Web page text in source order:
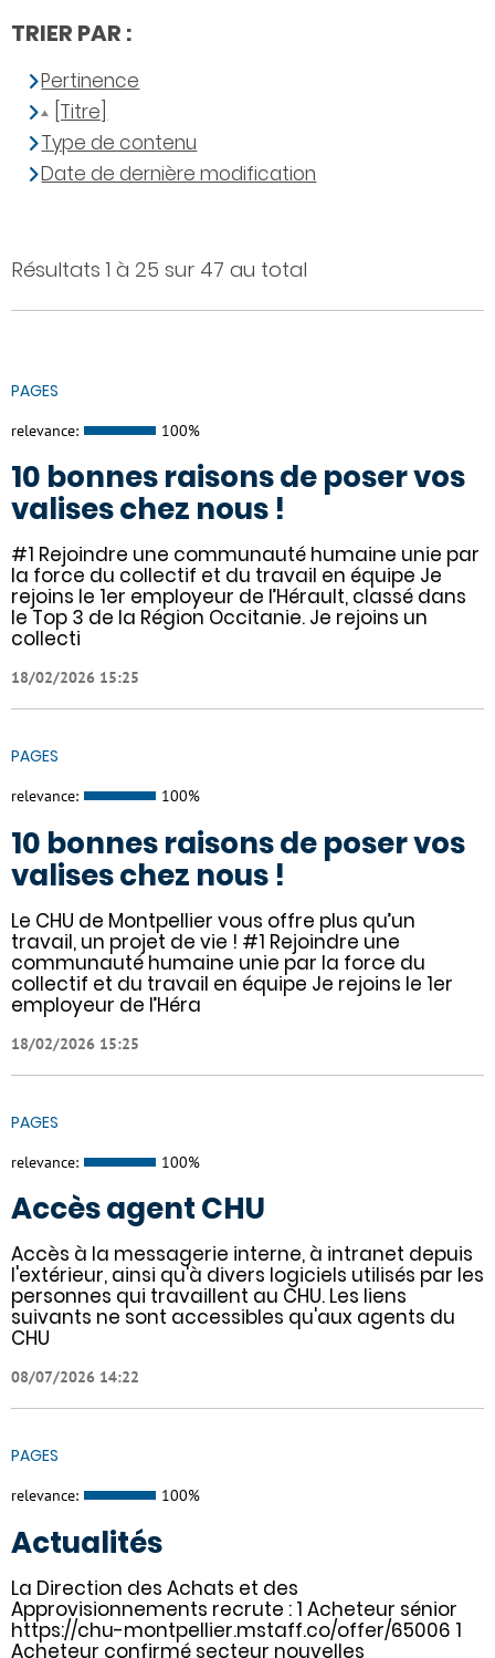
Résultats 1 à 25 sur 47 au total
PAGES
relevance: 100%
10 bonnes raisons de poser vos
valises chez nous !
#1 Rejoindre une communauté humaine unie par
la force du collectif et du travail en équipe Je
rejoins le 1er employeur de l’Hérault, classé dans
le Top 3 de la Région Occitanie. Je rejoins un
collecti
18/02/2026 15:25
PAGES
relevance: 100%
10 bonnes raisons de poser vos
valises chez nous !
Le CHU de Montpellier vous offre plus qu’un
travail, un projet de vie ! #1 Rejoindre une
communauté humaine unie par la force du
collectif et du travail en équipe Je rejoins le 1er
employeur de l’Héra
18/02/2026 15:25
PAGES
relevance: 100%
Accès agent CHU
Accès à la messagerie interne, à intranet depuis
l'extérieur, ainsi qu'à divers logiciels utilisés par les
personnes qui travaillent au CHU. Les liens
suivants ne sont accessibles qu'aux agents du
CHU
08/07/2026 14:22
PAGES
relevance: 100%
Actualités
La Direction des Achats et des
Approvisionnements recrute : 1 Acheteur sénior
https://chu-montpellier.mstaff.co/offer/65006 1
Acheteur confirmé secteur nouvelles
TRIER PAR :
Pertinence
[Titre]
Type de contenu
Date de dernière modification